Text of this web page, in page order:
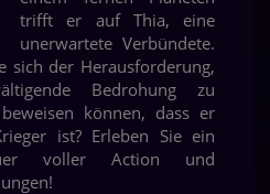
trifft er auf Thia, eine
unerwartete Verbündete.
sich der Herausforderung,
Bedrohung zu
können, dass er
ist? Erleben Sie ein
voller Action und